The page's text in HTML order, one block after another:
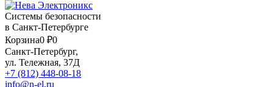
Системы безопасности
в Санкт-Петербурге
Корзина0 ₽0
Санкт-Петербург,
ул. Тележная, 37Д
+7 (812) 448-08-18
info@n-el.ru